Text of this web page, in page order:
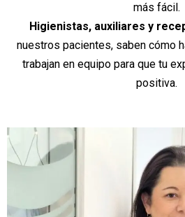
más fácil.
Higienistas, auxiliares y
nuestros pacientes, saben cómo
trabajan en equipo para que tu
positiva.